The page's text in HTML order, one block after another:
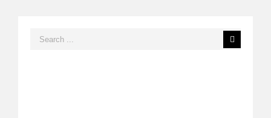
Search
for: